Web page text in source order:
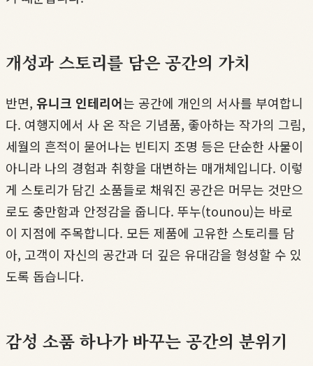
개성과 스토리를 담은 공간의 가치
반면, 유니크 인테리어는 공간에 개인의 서사를 부여합니
다. 여행지에서 사 온 작은 기념품, 좋아하는 작가의 그림,
세월의 흔적이 묻어나는 빈티지 조명 등은 단순한 사물이
아니라 나의 경험과 취향을 대변하는 매개체입니다. 이렇
게 스토리가 담긴 소품들로 채워진 공간은 머무는 것만으
로도 충만함과 안정감을 줍니다. 뚜누(tounou)는 바로
이 지점에 주목합니다. 모든 제품에 고유한 스토리를 담
아, 고객이 자신의 공간과 더 깊은 유대감을 형성할 수 있
도록 돕습니다.
감성 소품 하나가 바꾸는 공간의 분위기